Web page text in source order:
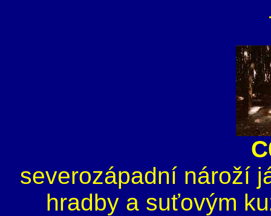
severozápadní nároží
hradby a suťovým